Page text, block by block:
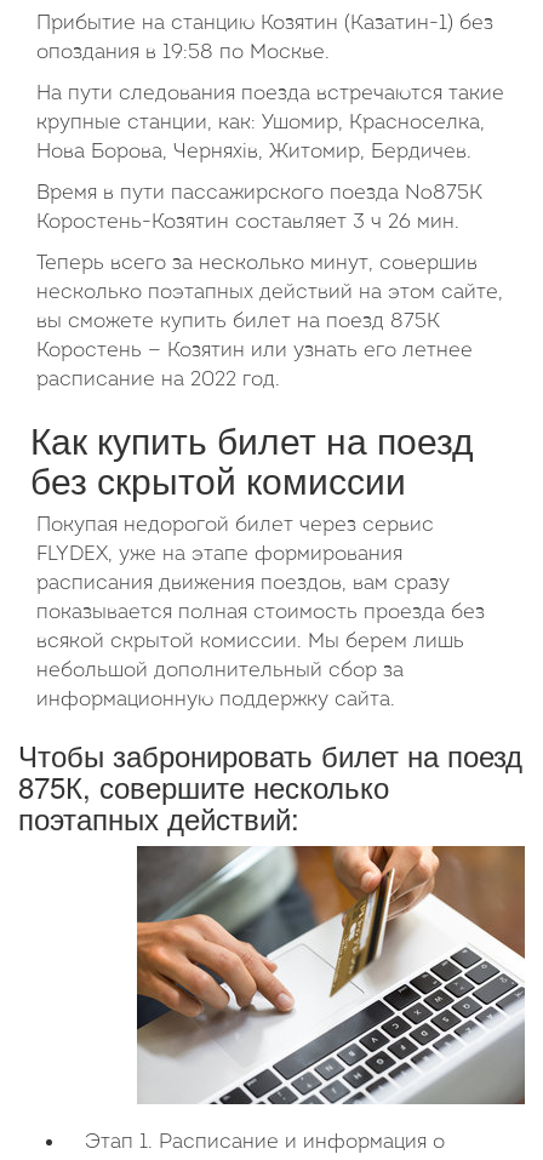
Прибытие на станцию Козятин (Казатин-1) без
опоздания в 19:58 по Москве.
На пути следования поезда встречаются такие
крупные станции, как: Ушомир, Красноселка,
Нова Борова, Черняхів, Житомир, Бердичев.
Время в пути пассажирского поезда №875К
Коростень-Козятин составляет 3 ч 26 мин.
Теперь всего за несколько минут, совершив
несколько поэтапных действий на этом сайте,
вы сможете купить билет на поезд 875К
Коростень — Козятин или узнать его летнее
расписание на 2022 год.
Как купить билет на поезд
без скрытой комиссии
Покупая недорогой билет через сервис
FLYDEX, уже на этапе формирования
расписания движения поездов, вам сразу
показывается полная стоимость проезда без
всякой скрытой комиссии. Мы берем лишь
небольшой дополнительный сбор за
информационную поддержку сайта.
Чтобы забронировать билет на поезд
875К, совершите несколько
поэтапных действий:
Этап 1. Расписание и информация о